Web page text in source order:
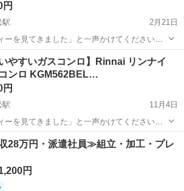
円
駅
2月21日
ーを見てきました」と一声かけてください！
L 2013
プロパンガス 全体的にやや使用感があります。グリルは綺...
二本松駅 調理器具 プロパンガス
いやすいガスコンロ】Rinnai リンナイ
ンロ KGM562BEL…
円
駅
11月4日
ーを見てきました」と一声かけてください！
。 商品
詳細: •メーカー: リンナイ •型番: KGM562BEL...
二本松駅 調理器具 グリル
28万円・派遣社員≫組立・加工・プレ
円